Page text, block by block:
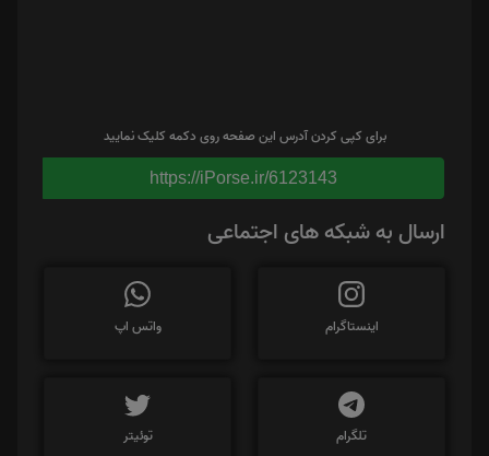
برای کپی کردن آدرس این صفحه روی دکمه کلیک نمایید
https://iPorse.ir/6123143
ارسال به شبکه های اجتماعی
اینستاگرام واتس اپ
تلگرام توئیتر